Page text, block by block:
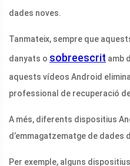
dades noves.
Tanmateix, sempre que
danyats o sobreescrit amb
aquests vídeos Android
professional de recuperació
A més, diferents dispositius
d’emmagatzematge de dades
Per exemple, alguns